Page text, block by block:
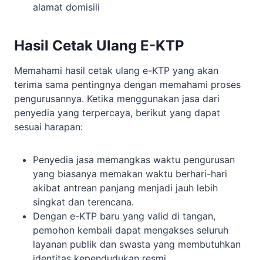
alamat domisili
Hasil Cetak Ulang E-KTP
Memahami hasil cetak ulang e-KTP yang akan
terima sama pentingnya dengan memahami proses
pengurusannya. Ketika menggunakan jasa dari
penyedia yang terpercaya, berikut yang dapat
sesuai harapan:
Penyedia jasa memangkas waktu pengurusan
yang biasanya memakan waktu berhari-hari
akibat antrean panjang menjadi jauh lebih
singkat dan terencana.
Dengan e-KTP baru yang valid di tangan,
pemohon kembali dapat mengakses seluruh
layanan publik dan swasta yang membutuhkan